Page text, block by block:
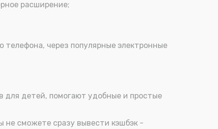
расширение;
через популярные электронные
для детей, помогают удобные и простые
не сможете сразу вывести кэшбэк -